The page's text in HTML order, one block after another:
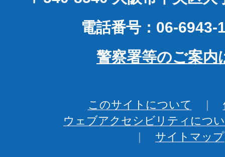
電話番号：06-6943-
警察署等のご案内
このサイトについて
ウェブアクセシビリティにつ
サイトマップ